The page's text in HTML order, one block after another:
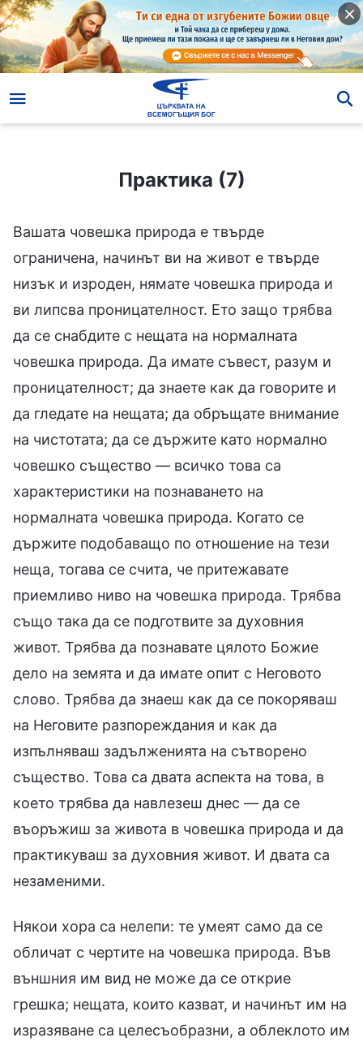
Практика (7)
Вашата човешка природа е твърде
ограничена, начинът ви на живот е твърде
низък и изроден, нямате човешка природа и
ви липсва проницателност. Ето защо трябва
да се снабдите с нещата на нормалната
човешка природа. Да имате съвест, разум и
проницателност; да знаете как да говорите и
да гледате на нещата; да обръщате внимание
на чистотата; да се държите като нормално
човешко същество — всичко това са
характеристики на познаването на
нормалната човешка природа. Когато се
държите подобаващо по отношение на тези
неща, тогава се счита, че притежавате
приемливо ниво на човешка природа. Трябва
също така да се подготвите за духовния
живот. Трябва да познавате цялото Божие
дело на земята и да имате опит с Неговото
слово. Трябва да знаеш как да се покоряваш
на Неговите разпореждания и как да
изпълняваш задълженията на сътворено
същество. Това са двата аспекта на това, в
което трябва да навлезеш днес — да се
въоръжиш за живота в човешка природа и да
практикуваш за духовния живот. И двата са
незаменими.
Някои хора са нелепи: те умеят само да се
обличат с чертите на човешка природа. Във
външния им вид не може да се открие
грешка; нещата, които казват, и начинът им на
изразяване са целесъобразни, а облеклото им